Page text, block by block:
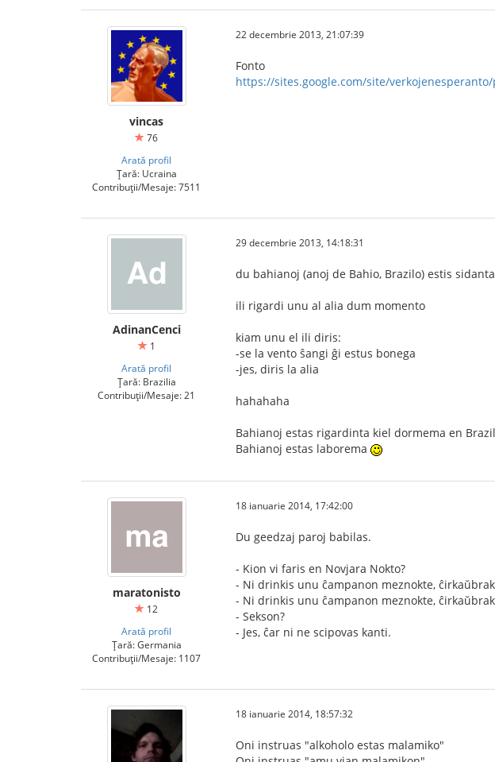
vincas
76
Arată profil
Țară: Ucraina
Contribuții/Mesaje: 7511
22 decembrie 2013, 21:07:39
Fonto
https://sites.google.com/site/
AdinanCenci
1
Arată profil
Țară: Brazilia
Contribuții/Mesaje: 21
29 decembrie 2013, 14:18:31
du bahianoj (anoj de Bahio, Brazilo) estis
ili rigardi unu al alia dum momento
kiam unu el ili diris:
-se la vento ŝangi ĝi estus bonega
-jes, diris la alia
hahahaha
Bahianoj estas rigardinta kiel dormema en
Bahianoj estas laborema
maratonisto
12
Arată profil
Țară: Germania
Contribuții/Mesaje: 1107
18 ianuarie 2014, 17:42:00
Du geedzaj paroj babilas.
- Kion vi faris en Novjara Nokto?
- Ni drinkis unu ĉampanon meznokte,
- Ni drinkis unu ĉampanon meznokte,
- Sekson?
- Jes, ĉar ni ne scipovas kanti.
18 ianuarie 2014, 18:57:32
Oni instruas "alkoholo estas malamiko"